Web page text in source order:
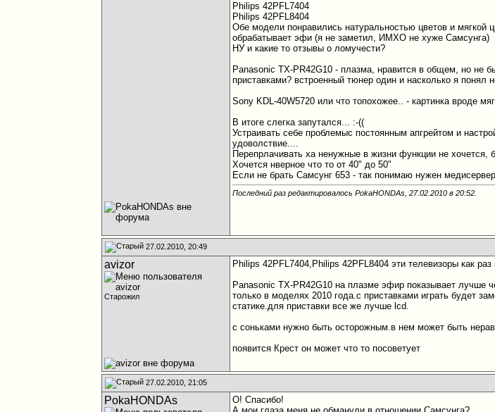
Philips 42PFL7404
Philips 42PFL8404
Обе модели понравились натуральностью цветов и мягкой
обрабатывает эфи (я не заметил, ИМХО не хуже Самсунга)
НУ и какие то отзывы о ломучести?
Panasonic TX-PR42G10 - плазма, нравится в общем, но не
приставками? встроенный тюнер один и насколько я понял
Sony KDL-40W5720 или что топохожее.. - картинка вроде
В итоге слегка запутался... :-((
Устраивать себе проблемыс постоянным апгрейтом и
удоволствие....
Перепрлачивать ха ненужные в жизни функции не хочется,
Хочется нверное что то от 40" до 50"
Если не брать Самсунг 653 - так понимаю нужен
Последний раз редактировалось PokaHONDAs, 27.02.2010 в20:52
27.02.2010, 20:49
avizor
Старожил
Philips 42PFL7404,Philips 42PFL8404 эти телевизоры как
Panasonic TX-PR42G10 на плазме эфир показывает лучше
только в моделях 2010 года.с приставками играть будет
статике.для приставки все же лучше lcd.
с соньками нужно быть осторожным.в нем может быть
появится Крест он может что то посоветует
27.02.2010, 21:05
PokaHONDAs
О! Спасибо!